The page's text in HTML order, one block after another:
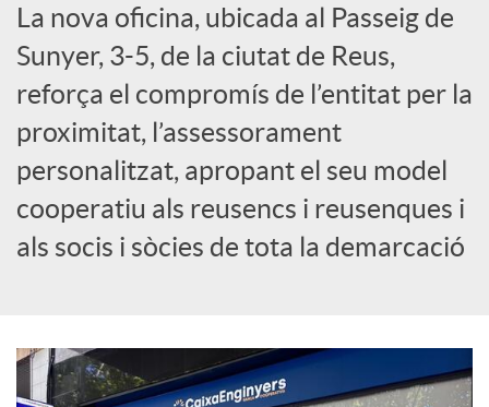
s
S
o
c
a
La nova oficina, ubicada al Passeig de
Sunyer, 3-5, de la ciutat de Reus,
reforça el compromís de l’entitat per la
proximitat, l’assessorament
personalitzat, apropant el seu model
cooperatiu als reusencs i reusenques i
als socis i sòcies de tota la demarcació